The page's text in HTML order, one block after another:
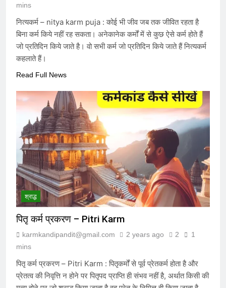
mins
नित्यकर्म – nitya karm puja : कोई भी जीव जब तक जीवित रहता है
बिना कर्म किये नहीं रह सकता। अनेकानेक कर्मों में से कुछ ऐसे कर्म होते हैं
जो प्रतिदिन किये जाते है। वो सभी कर्म जो प्रतिदिन किये जाते हैं नित्यकर्म
कहलाते हैं।
Read Full News
श्राद्ध
पितृ कर्म प्रकरण – Pitri Karm
karmkandipandit@gmail.com 2 years ago 2
1
mins
पितृ कर्म प्रकरण – Pitri Karm : पितृकर्मों से पूर्व प्रेतकर्म होता है और
प्रेतत्व की निवृत्ति न होने पर पितृपद प्राप्ति ही संभव नहीं है, अर्थात किसी की